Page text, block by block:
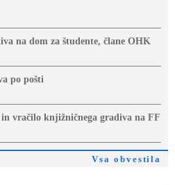
na dom za študente, člane OHK
po pošti
vračilo knjižničnega gradiva na FF
Vsa obvestila